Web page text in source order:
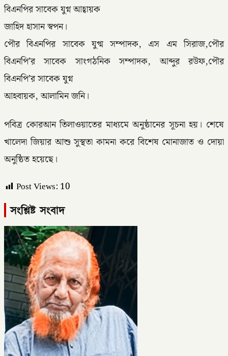
বিএনপির সাবেক যুগ্ন আহ্বায়ক
জাহিদ হাসান স্বপন।
পৌর বিএনপির সাবেক যুগ্ম সম্পাদক, এস এম সিরাজ,পৌর
বিএনপি’র সাবেক সাংগঠনিক সম্পাদক, আব্দুর রউফ,পৌর
বিএনপি’র সাবেক যুগ্ন
আহবায়ক, আলামিন জনি।
পবিত্র কোরআন তিলাওয়াতের মাধ্যমে অনুষ্ঠানের সূচনা হয়। শেষে
খালেদা জিয়ার আশু সুস্থতা কামনা করে বিশেষ মোনাজাত ও দোয়া
অনুষ্ঠিত হয়েছে।
Post Views: 10
সংশ্লিষ্ট সংবাদ